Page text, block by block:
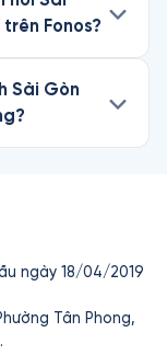
Fonos?
Sài Gòn
ngày 18/04/2019
Tân Phong,